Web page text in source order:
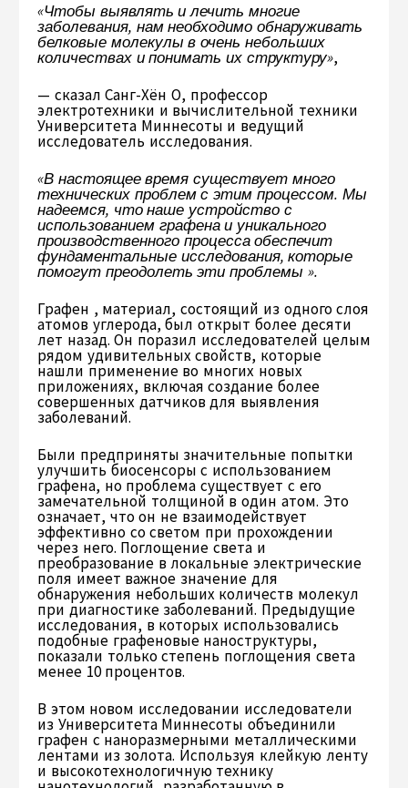
«Чтобы выявлять и лечить многие
заболевания, нам необходимо обнаруживать
белковые молекулы в очень небольших
количествах и понимать их структуру»,
— сказал Санг-Хён О, профессор
электротехники и вычислительной техники
Университета Миннесоты и ведущий
исследователь исследования.
«В настоящее время существует много
технических проблем с этим процессом. Мы
надеемся, что наше устройство с
использованием графена и уникального
производственного процесса обеспечит
фундаментальные исследования, которые
помогут преодолеть эти проблемы ».
Графен , материал, состоящий из одного слоя
атомов углерода, был открыт более десяти
лет назад. Он поразил исследователей целым
рядом удивительных свойств, которые
нашли применение во многих новых
приложениях, включая создание более
совершенных датчиков для выявления
заболеваний.
Были предприняты значительные попытки
улучшить биосенсоры с использованием
графена, но проблема существует с его
замечательной толщиной в один атом. Это
означает, что он не взаимодействует
эффективно со светом при прохождении
через него. Поглощение света и
преобразование в локальные электрические
поля имеет важное значение для
обнаружения небольших количеств молекул
при диагностике заболеваний. Предыдущие
исследования, в которых использовались
подобные графеновые наноструктуры,
показали только степень поглощения света
менее 10 процентов.
В этом новом исследовании исследователи
из Университета Миннесоты объединили
графен с наноразмерными металлическими
лентами из золота. Используя клейкую ленту
и высокотехнологичную технику